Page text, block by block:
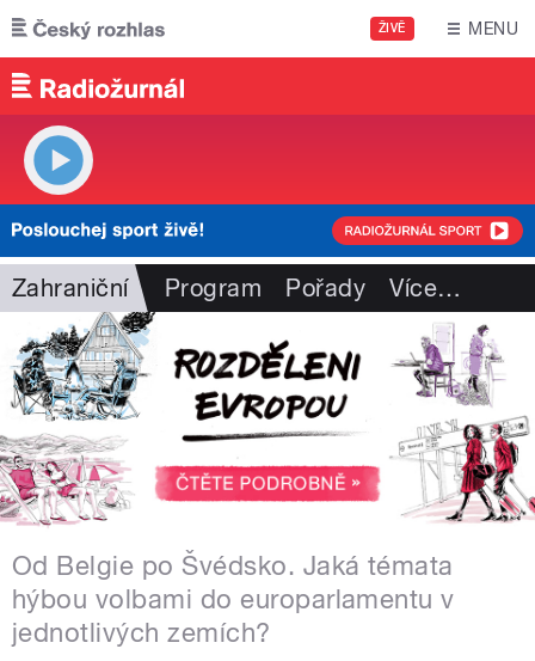
Přejít k hlavnímu obsahu
ŽIVĚ MENU
Zahraniční Program Pořady Více…
Od Belgie po Švédsko. Jaká témata
hýbou volbami do europarlamentu v
jednotlivých zemích?